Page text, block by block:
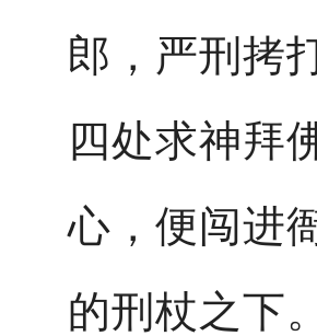
郎，严刑拷
四处求神拜
心，便闯进
的刑杖之下